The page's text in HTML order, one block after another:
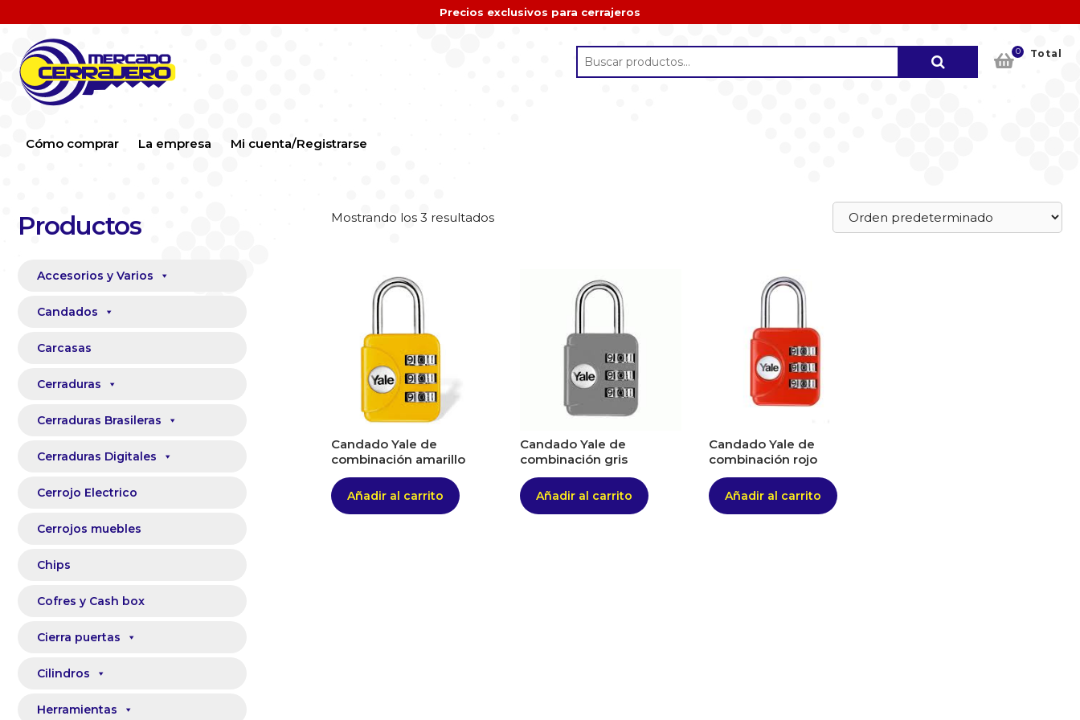
Precios exclusivos para cerrajeros
Buscar
0 Total
Cómo comprar La empresa Mi cuenta/Registrarse
Mostrando los 3 resultados
Candado Yale de
combinación amarillo
Añadir al carrito
Candado Yale de
combinación gris
Añadir al carrito
Candado Yale de
combinación rojo
Añadir al carrito
Productos
Accesorios y Varios
Candados
Carcasas
Cerraduras
Cerraduras Brasileras
Cerraduras Digitales
Cerrojo Electrico
Cerrojos muebles
Chips
Cofres y Cash box
Cierra puertas
Cilindros
Herramientas